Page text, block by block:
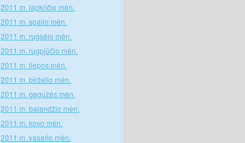
2011 m. lapkričio mėn.
2011 m. spalio mėn.
2011 m. rugsėjo mėn.
2011 m. rugpjūčio mėn.
2011 m. liepos mėn.
2011 m. birželio mėn.
2011 m. gegužės mėn.
2011 m. balandžio mėn.
2011 m. kovo mėn.
2011 m. vasario mėn.